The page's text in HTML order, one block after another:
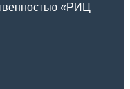
«РИЦ